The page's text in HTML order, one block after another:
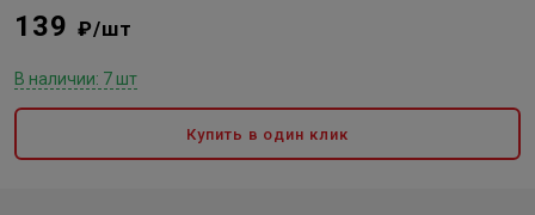
139 ₽/шт
В наличии: 7 шт
Купить в один клик